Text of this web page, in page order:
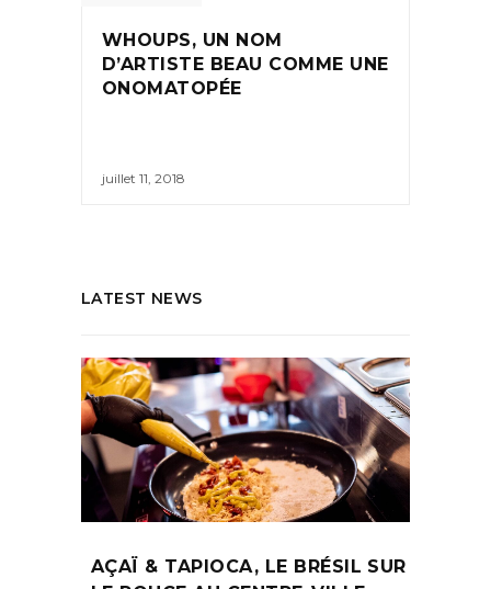
WHOUPS, UN NOM
D’ARTISTE BEAU COMME UNE
ONOMATOPÉE
juillet 11, 2018
LATEST NEWS
AÇAÏ & TAPIOCA, LE BRÉSIL SUR